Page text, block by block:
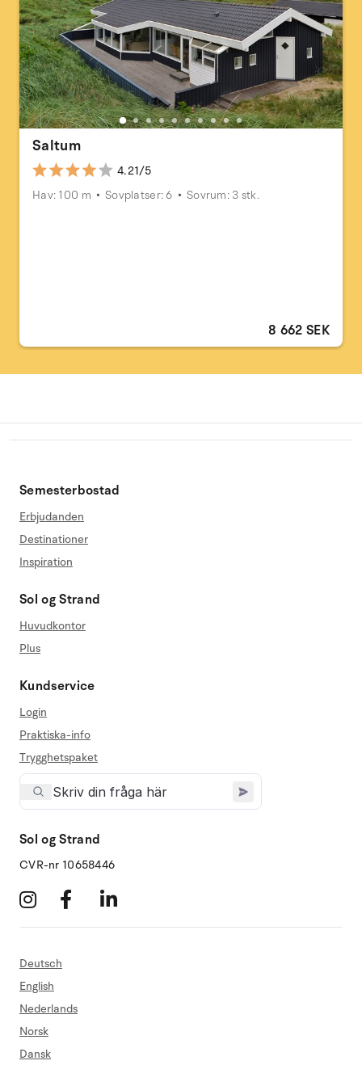
Saltum
4.21/5
Hav: 100 m
Sovplatser: 6 Sovrum: 3 stk.
8 662 SEK
Semesterbostad
Erbjudanden
Destinationer
Inspiration
Sol og Strand
Huvudkontor
Plus
Kundservice
Login
Praktiska-info
Trygghetspaket
Sol og Strand
CVR-nr 10658446
Deutsch
English
Nederlands
Norsk
Dansk